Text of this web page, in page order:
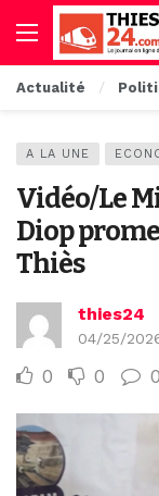
Actualité
A LA UNE
Vidéo/Le
Diop
Thiès
thies24
04/25/
0 0 0